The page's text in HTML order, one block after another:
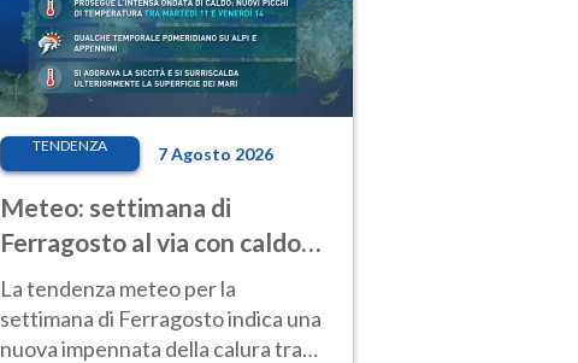
TENDENZA 7 Agosto 2026
Meteo: settimana di
Ferragosto al via con caldo
intenso e qualche temporale
La tendenza meteo per la
settimana di Ferragosto indica una
nuova impennata della calura tra